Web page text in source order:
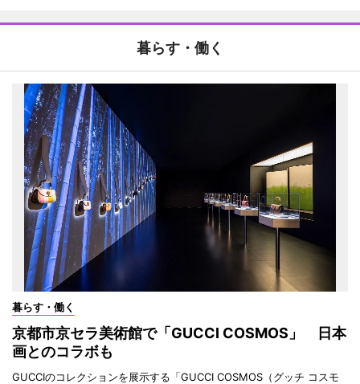
暮らす・働く
暮らす・働く
京都市京セラ美術館で「GUCCI COSMOS」 日本
画とのコラボも
GUCCIのコレクションを展示する「GUCCI COSMOS（グッチ コスモ